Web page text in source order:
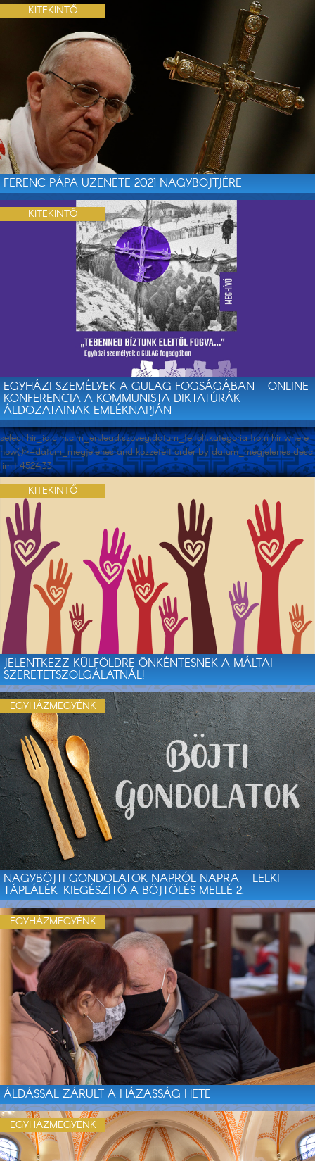
FERENC PÁPA ÜZENETE 2021 NAGYBÖJTJÉRE
KITEKINTŐ
EGYHÁZI SZEMÉLYEK A GULAG FOGSÁGÁBAN – ONLINE
KONFERENCIA A KOMMUNISTA DIKTATÚRÁK
ÁLDOZATAINAK EMLÉKNAPJÁN
KITEKINTŐ
select hir_id,cim,cim_en,lead,szoveg,datum_feltolt,kategoria from hir where
now()>=datum_megjelenes and kozzetett order by datum_megjelenes desc
limit 4524,33
JELENTKEZZ KÜLFÖLDRE ÖNKÉNTESNEK A MÁLTAI
SZERETETSZOLGÁLATNÁL!
KITEKINTŐ
NAGYBÖJTI GONDOLATOK NAPRÓL NAPRA – LELKI
TÁPLÁLÉK-KIEGÉSZÍTŐ A BÖJTÖLÉS MELLÉ 2.
EGYHÁZMEGYÉNK
ÁLDÁSSAL ZÁRULT A HÁZASSÁG HETE
EGYHÁZMEGYÉNK
EGYHÁZMEGYÉNK